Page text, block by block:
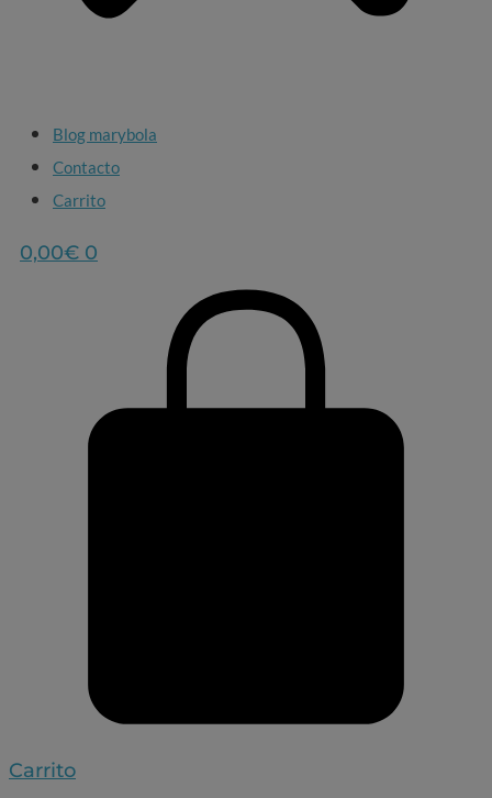
Blog marybola
Contacto
Carrito
0,00€ 0
Carrito